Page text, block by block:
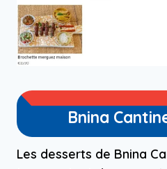
Bnina
Les desserts de Bnina